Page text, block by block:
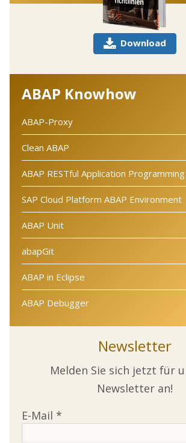
Download
ABAP Knowhow
ABAP-Proxy
Clean ABAP
ABAP RESTful Application
SAP Cloud Platform ABAP Environment
ABAP Unit
abapGit
ABAP in Eclipse
ABAP Debugger
Newsletter
Melden Sie sich jetzt für
Newsletter an!